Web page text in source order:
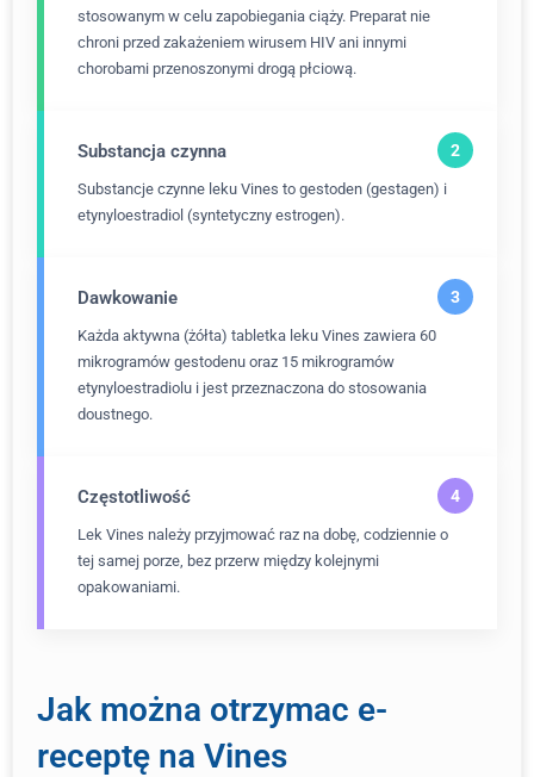
stosowanym w celu zapobiegania ciąży. Preparat nie
chroni przed zakażeniem wirusem HIV ani innymi
chorobami przenoszonymi drogą płciową.
Substancja czynna
Substancje czynne leku Vines to gestoden (gestagen) i
etynyloestradiol (syntetyczny estrogen).
Dawkowanie
Każda aktywna (żółta) tabletka leku Vines zawiera 60
mikrogramów gestodenu oraz 15 mikrogramów
etynyloestradiolu i jest przeznaczona do stosowania
doustnego.
Częstotliwość
Lek Vines należy przyjmować raz na dobę, codziennie o
tej samej porze, bez przerw między kolejnymi
opakowaniami.
Jak można otrzymac e-
receptę na Vines